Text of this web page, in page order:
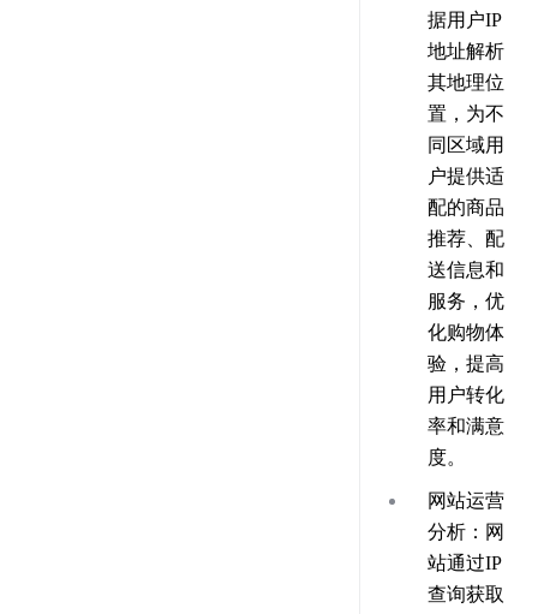
据用户IP
地址解析
其地理位
置，为不
同区域用
户提供适
配的商品
推荐、配
送信息和
服务，优
化购物体
验，提高
用户转化
率和满意
度。
网站运营
分析 ：网
站通过IP
查询获取